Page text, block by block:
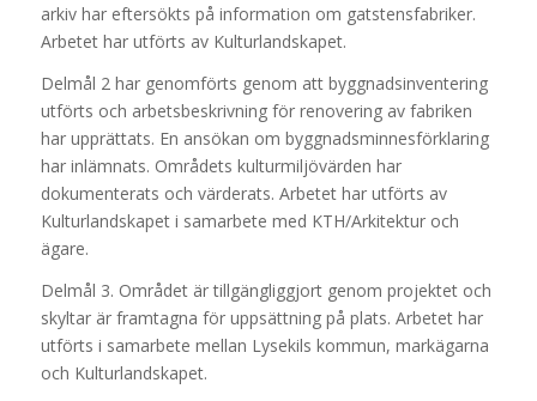
arkiv har eftersökts på information om gatstensfabriker.
Arbetet har utförts av Kulturlandskapet.
Delmål 2 har genomförts genom att byggnadsinventering
utförts och arbetsbeskrivning för renovering av fabriken
har upprättats. En ansökan om byggnadsminnesförklaring
har inlämnats. Områdets kulturmiljövärden har
dokumenterats och värderats. Arbetet har utförts av
Kulturlandskapet i samarbete med KTH/Arkitektur och
ägare.
Delmål 3. Området är tillgängliggjort genom projektet och
skyltar är framtagna för uppsättning på plats. Arbetet har
utförts i samarbete mellan Lysekils kommun, markägarna
och Kulturlandskapet.